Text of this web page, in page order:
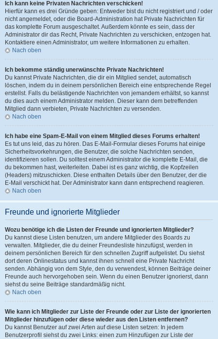
Ich kann keine Privaten Nachrichten verschicken!
Hierfür kann es drei Gründe geben: Entweder bist du nicht registriert und / oder
nicht angemeldet, oder die Board-Administration hat Private Nachrichten für
das komplette Forum ausgeschaltet. Außerdem könnte es sein, dass der
Administrator dir das Recht, Private Nachrichten zu verschicken, entzogen hat.
Kontaktiere einen Administrator, um weitere Informationen zu erhalten.
Nach oben
Ich bekomme ständig unerwünschte Private Nachrichten!
Du kannst Private Nachrichten, die dir ein Mitglied sendet, automatisch
löschen, indem du in deinem persönlichen Bereich eine entsprechende Regel
erstellst. Falls du belästigende Nachrichten von jemandem erhältst, so kannst
du dies auch einem Administrator melden. Dieser kann dem betreffenden
Mitglied dann verbieten, Private Nachrichten zu versenden.
Nach oben
Ich habe eine Spam-E-Mail von einem Mitglied dieses Forums erhalten!
Es tut uns leid, das zu hören. Das E-Mail-Formular dieses Forums hat einige
Sicherheitsvorkehrungen, die Benutzer, die solche Nachrichten senden,
identifizieren sollen. Du solltest einem Administrator die komplette E-Mail, die
du bekommen hast, weiterleiten. Dabei ist es ganz wichtig, die Kopfzeilen
(Headers) mitzuschicken. Diese enthalten Details über den Benutzer, der die
E-Mail verschickt hat. Der Administrator kann dann entsprechend reagieren.
Nach oben
Freunde und ignorierte Mitglieder
Wozu benötige ich die Listen der Freunde und ignorierten Mitglieder?
Du kannst diese Listen benutzen, um andere Mitglieder des Boards zu
verwalten. Mitglieder, die du deiner Freundesliste hinzufügst, werden in
deinem persönlichen Bereich für den schnellen Zugriff aufgelistet. Du siehst
dort deren Onlinestatus und kannst ihnen schnell eine Private Nachricht
senden. Abhängig von dem Style, den du verwendest, können Beiträge deiner
Freunde auch hervorgehoben sein. Wenn du einen Benutzer ignorierst, dann
siehst du seine Beiträge standardmäßig nicht.
Nach oben
Wie kann ich Mitglieder zur Liste der Freunde oder zur Liste der ignorierten
Mitglieder hinzufügen oder diese wieder aus den Listen entfernen?
Du kannst Benutzer auf zwei Arten auf diese Listen setzen: In jedem
Benutzerprofil siehst du zwei Links: einen zum Hinzufügen zur Liste der